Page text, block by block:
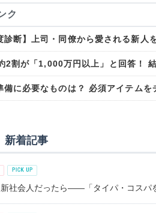
ク
診断】上司・同僚から愛される新人
2割が「1,000万円以上」と回答！
備に必要なものは？ 必須アイテムを
新着記事
社会人だったら――「タイパ・コスパ